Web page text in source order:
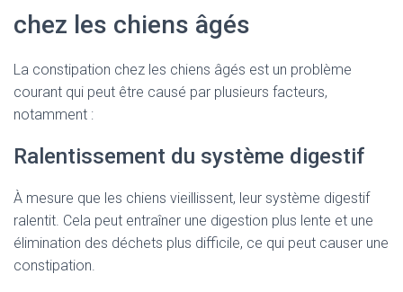
chez les chiens âgés
La constipation chez les chiens âgés est un problème
courant qui peut être causé par plusieurs facteurs,
notamment :
Ralentissement du système digestif
À mesure que les chiens vieillissent, leur système digestif
ralentit. Cela peut entraîner une digestion plus lente et une
élimination des déchets plus difficile, ce qui peut causer une
constipation.